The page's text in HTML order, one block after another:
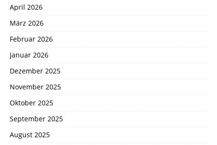
April 2026
März 2026
Februar 2026
Januar 2026
Dezember 2025
November 2025
Oktober 2025
September 2025
August 2025